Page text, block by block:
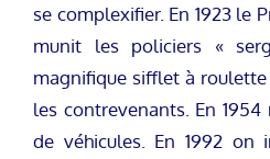
se complexifier. En 1923 le
munit les policiers «
magnifique sifflet à
les contrevenants. En
de véhicules. En 1992 on